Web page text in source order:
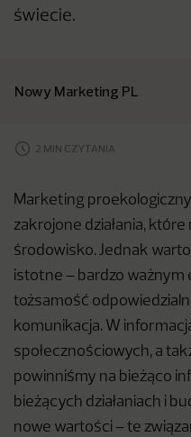
świecie.
Nowy Marketing PL
2 MIN CZYTANIA
Marketing
zakrojone działania, które
środowisko. Jednak
istotne – bardzo
tożsamość
komunikacja. W
społecznościowych, a
powinniśmy na bieżąco
bieżących działaniach i
nowe wartości – te